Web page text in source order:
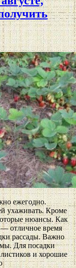
ежегодно.
ухаживать. Кроме
нюансы. Как
— отличное время
рассады. Важно
Для посадки
и хорошие